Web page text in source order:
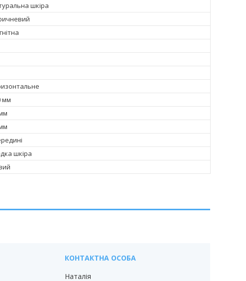
шкіра
мм
шкіра
Наталія